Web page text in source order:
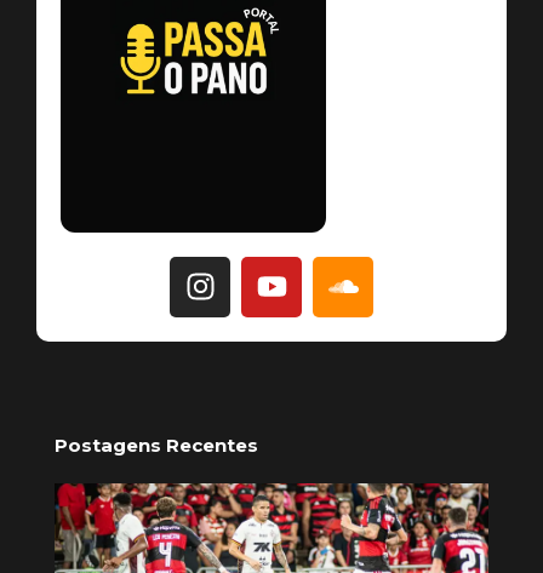
Postagens Recentes